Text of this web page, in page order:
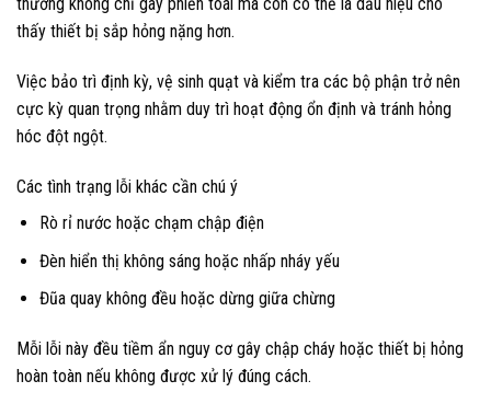
thường không chỉ gây phiền toái mà còn có thể là dấu hiệu cho
thấy thiết bị sắp hỏng nặng hơn.
Việc bảo trì định kỳ, vệ sinh quạt và kiểm tra các bộ phận trở nên
cực kỳ quan trọng nhằm duy trì hoạt động ổn định và tránh hỏng
hóc đột ngột.
Các tình trạng lỗi khác cần chú ý
Rò rỉ nước hoặc chạm chập điện
Đèn hiển thị không sáng hoặc nhấp nháy yếu
Đũa quay không đều hoặc dừng giữa chừng
Mỗi lỗi này đều tiềm ẩn nguy cơ gây chập cháy hoặc thiết bị hỏng
hoàn toàn nếu không được xử lý đúng cách.